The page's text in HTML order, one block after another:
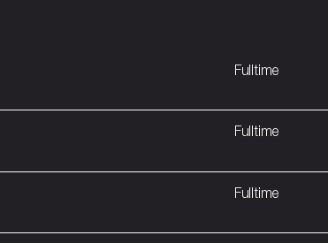
Fulltime
Fulltime
Fulltime